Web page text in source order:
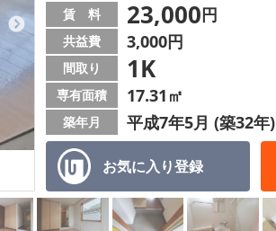
お気に入り登録
賃 料 23,000円
共益費 3,000円
間取り 1K
専有面積 17.31㎡
築年月 平成7年5月 (築32年)